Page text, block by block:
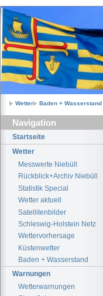
Wetter Baden + Wasserstand
Navigation
Startseite
Wetter
Messwerte Niebüll
Rückblick+Archiv Niebüll
Statistik Special
Wetter aktuell
Satellitenbilder
Schleswig-Holstein Netz
Wettervorhersage
Küstenwetter
Baden + Wasserstand
Warnungen
Wetterwarnungen